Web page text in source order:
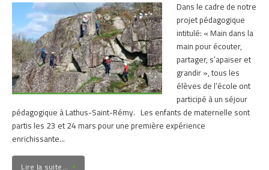
Dans le cadre de notre
projet pédagogique
intitulé: « Main dans la
main pour écouter,
partager, s’apaiser et
grandir », tous les
élèves de l’école ont
participé à un séjour
pédagogique à Lathus-Saint-Rémy. Les enfants de maternelle sont
partis les 23 et 24 mars pour une première expérience
enrichissante…
Lire la suite…